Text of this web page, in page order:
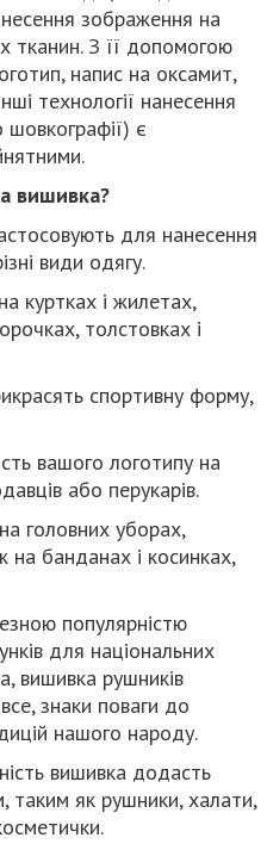
зображення на
тканин. З її допомогою
напис на оксамит,
технології нанесення
є
вишивка?
для нанесення
види одягу.
куртках і жилетах,
толстовках і
спортивну форму,
вашого логотипу на
або перукарів.
головних уборах,
на банданах і косинках,
популярністю
для національних
вишивка рушників
знаки поваги до
нашого народу.
вишивка додасть
таким як рушники, халати,